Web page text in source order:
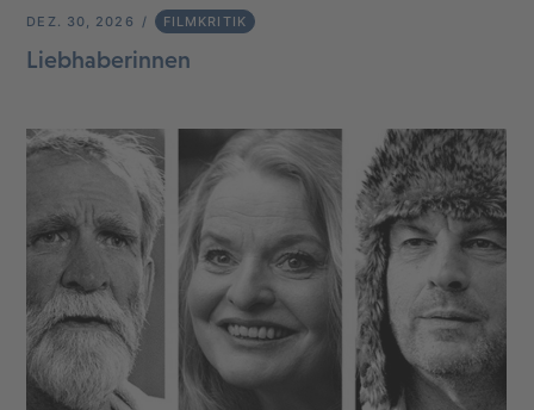
DEZ. 30, 2026 FILMKRITIK
Liebhaberinnen